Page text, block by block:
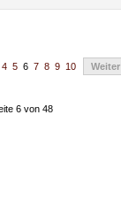
4 5 6 7 8 9 10 Weiter
6 von 48